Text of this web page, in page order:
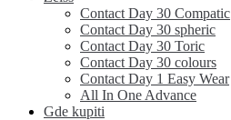
Contact Day 30 Compatic
Contact Day 30 spheric
Contact Day 30 Toric
Contact Day 30 colours
Contact Day 1 Easy Wear
All In One Advance
Gde kupiti